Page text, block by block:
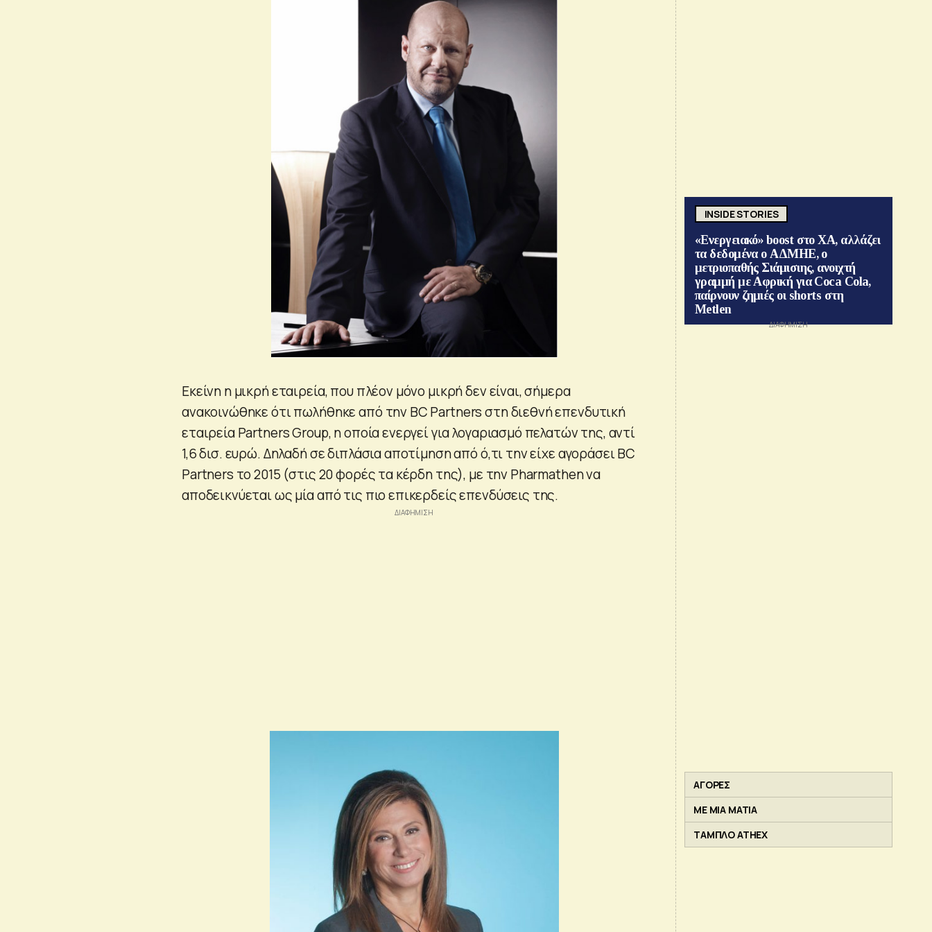
Εκείνη η μικρή εταιρεία, που πλέον μόνο μικρή δεν είναι, σήμερα
ανακοινώθηκε ότι πωλήθηκε από την BC Partners στη διεθνή επενδυτική
εταιρεία Partners Group, η οποία ενεργεί για λογαριασμό πελατών της, αντί
1,6 δισ. ευρώ. Δηλαδή σε διπλάσια αποτίμηση από ό,τι την είχε αγοράσει BC
Partners το 2015 (στις 20 φορές τα κέρδη της), με την Pharmathen να
αποδεικνύεται ως μία από τις πιο επικερδείς επενδύσεις της.
INSIDE STORIES
«Ενεργειακό» boost στο ΧΑ, αλλάζει
τα δεδομένα ο ΑΔΜΗΕ, ο
μετριοπαθής Σιάμισιης, ανοιχτή
γραμμή με Αφρική για Coca Cola,
παίρνουν ζημιές οι shorts στη
Metlen
ΑΓΟΡΕΣ
ΜΕ ΜΙΑ ΜΑΤΙΑ
ΤΑΜΠΛΟ ATHEX